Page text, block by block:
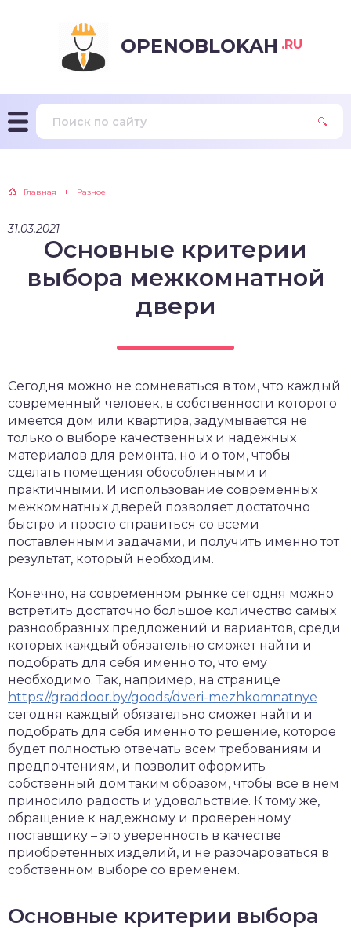
OPENOBLOKAH .RU
Главная Разное
31.03.2021
Основные критерии
выбора межкомнатной
двери
Сегодня можно не сомневаться в том, что каждый
современный человек, в собственности которого
имеется дом или квартира, задумывается не
только о выборе качественных и надежных
материалов для ремонта, но и о том, чтобы
сделать помещения обособленными и
практичными. И использование современных
межкомнатных дверей позволяет достаточно
быстро и просто справиться со всеми
поставленными задачами, и получить именно тот
результат, который необходим.
Конечно, на современном рынке сегодня можно
встретить достаточно большое количество самых
разнообразных предложений и вариантов, среди
которых каждый обязательно сможет найти и
подобрать для себя именно то, что ему
необходимо. Так, например, на странице
https://graddoor.by/goods/dveri-mezhkomnatnye
сегодня каждый обязательно сможет найти и
подобрать для себя именно то решение, которое
будет полностью отвечать всем требованиям и
предпочтениям, и позволит оформить
собственный дом таким образом, чтобы все в нем
приносило радость и удовольствие. К тому же,
обращение к надежному и проверенному
поставщику – это уверенность в качестве
приобретенных изделий, и не разочароваться в
собственном выборе со временем.
Основные критерии выбора